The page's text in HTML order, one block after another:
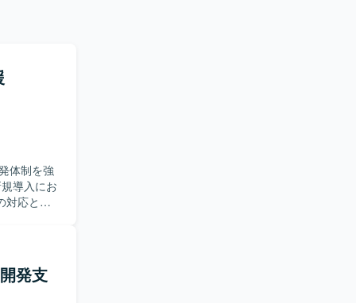
体制を強
対応とな
た業務知
発支